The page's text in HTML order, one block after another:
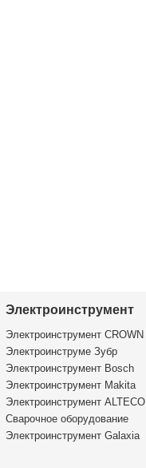
Электроинструмент
Электроинструмент CROWN
Электроинструме Зубр
Электроинструмент Bosch
Электроинструмент Makita
Электроинструмент ALTECO
Сварочное оборудование
Электроинструмент Galaxia